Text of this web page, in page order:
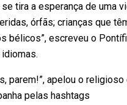
tira a esperança de uma
órfãs; crianças que
bélicos”, escreveu o
idiomas.
parem!”, apelou o religioso
pelas hashtags